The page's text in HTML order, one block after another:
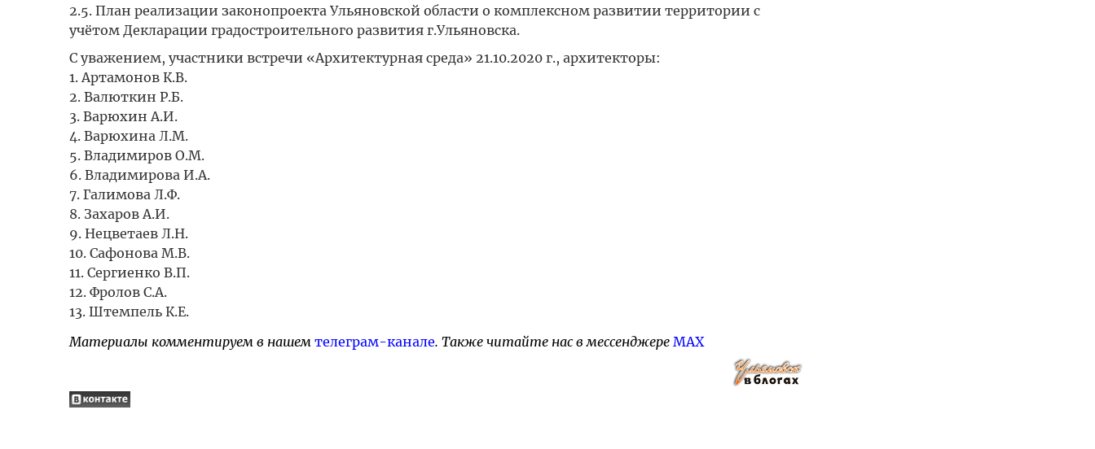
2.5. План реализации законопроекта Ульяновской области о комплексном развитии территории с
учётом Декларации градостроительного развития г.Ульяновска.
С уважением, участники встречи «Архитектурная среда» 21.10.2020 г., архитекторы:
1. Артамонов К.В.
2. Валюткин Р.Б.
3. Варюхин А.И.
4. Варюхина Л.М.
5. Владимиров О.М.
6. Владимирова И.А.
7. Галимова Л.Ф.
8. Захаров А.И.
9. Нецветаев Л.Н.
10. Сафонова М.В.
11. Сергиенко В.П.
12. Фролов С.А.
13. Штемпель К.Е.
Материалы комментируем в нашем телеграм-канале. Также читайте нас в мессенджере MAX